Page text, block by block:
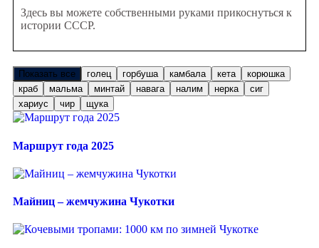
Здесь вы можете собственными руками прикоснуться к
истории СССР.
Показать все голец горбуша камбала кета
корюшка
краб
мальма минтай навага налим нерка
сиг
хариус
чир щука
Маршрут года 2025
Майниц – жемчужина Чукотки